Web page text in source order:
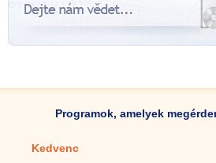
Programok, amelyek
Kedvenc